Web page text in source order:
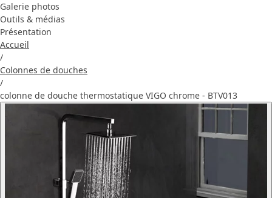
Galerie photos
Outils & médias
Présentation
Accueil
/
Colonnes de douches
/
colonne de douche thermostatique VIGO chrome - BTV013